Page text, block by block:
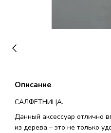
Описание
САЛФЕТНИЦА.
Данный аксессуар отлично
из дерева – это не только